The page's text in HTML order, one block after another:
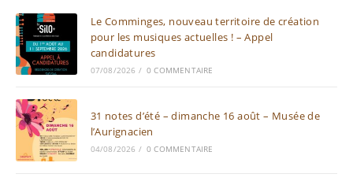
Le Comminges, nouveau territoire de création
pour les musiques actuelles ! – Appel
candidatures
07/08/2026 / 0 COMMENTAIRE
31 notes d’été – dimanche 16 août – Musée de
l’Aurignacien
04/08/2026 / 0 COMMENTAIRE